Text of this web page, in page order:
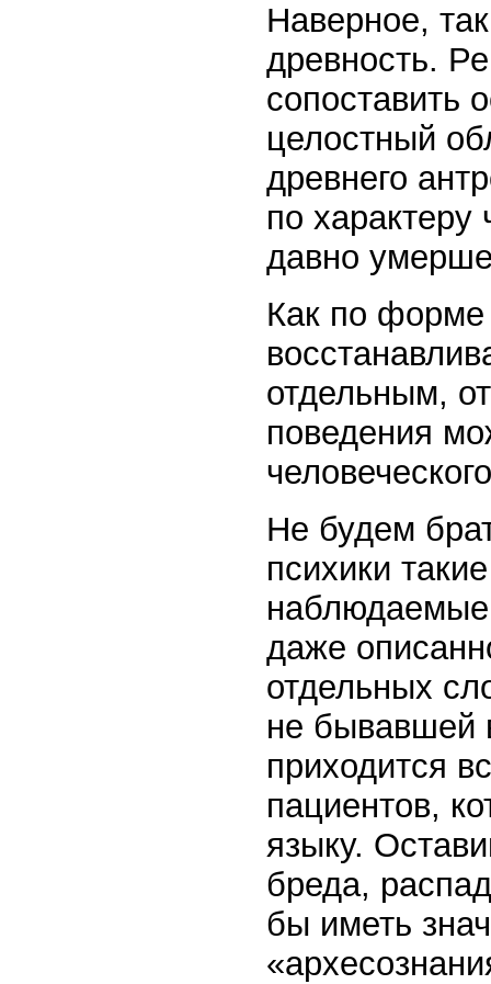
Наверное,
древность.
сопоставить
целостный
древнего
по характеру
давно
Как по форме
отдельным,
поведения
Не будем
психики
наблюдаемые
даже
отдельных
не бывавшей
приходится
пациентов,
языку.
бреда,
бы иметь